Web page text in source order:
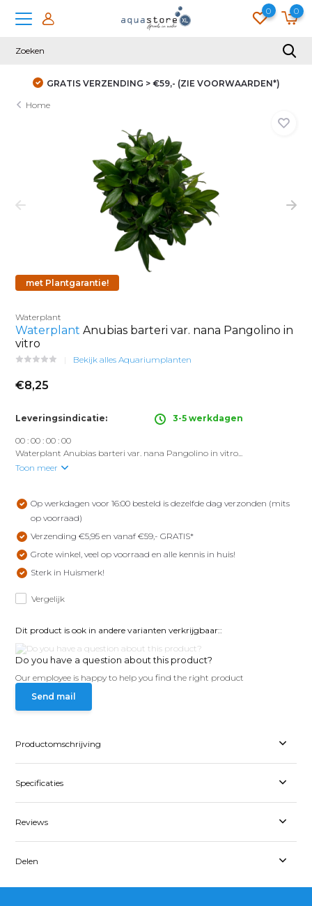
0 0
DUIZENDEN KLANTEN GINGEN
Home
met Plantgarantie!
Waterplant
Waterplant Anubias barteri var. nana Pangolino in
vitro
Bekijk alles Aquariumplanten
€8,25
Leveringsindicatie: 3-5 werkdagen
00 :00 :00 :00
Waterplant Anubias barteri var. nana Pangolino in vitro...
Toon meer
Op werkdagen voor 16:00 besteld is dezelfde dag verzonden (mits
op voorraad)
Verzending €5,95 en vanaf €59,- GRATIS*
Grote winkel, veel op voorraad en alle kennis in huis!
Sterk in Huismerk!
Vergelijk
Dit product is ook in andere varianten verkrijgbaar::
Do you have a question about this product?
Our employee is happy to help you find the right product
Send mail
Productomschrijving
Specificaties
Reviews
Delen